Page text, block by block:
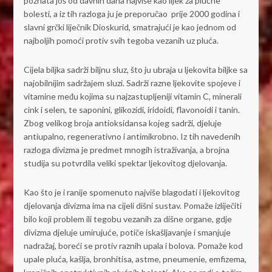
bolesti, a iz tih razloga ju je preporučao prije 2000 godina i
slavni grčki liječnik Dioskurid, smatrajući je kao jednom od
najboljih pomoći protiv svih tegoba vezanih uz pluća.
Cijela biljka sadrži biljnu sluz, što ju ubraja u ljekovita biljke sa
najobilnijim sadržajem sluzi. Sadrži razne ljekovite spojeve i
vitamine među kojima su najzastupljeniji vitamin C, minerali
cink i selen, te saponini, glikozidi, iridoidi, flavonoidi i tanin.
Zbog velikog broja antioksidansa kojeg sadrži, djeluje
antiupalno, regenerativno i antimikrobno. Iz tih navedenih
razloga divizma je predmet mnogih istraživanja, a brojna
studija su potvrdila veliki spektar ljekovitog djelovanja.
Kao što je i ranije spomenuto najviše blagodati i ljekovitog
djelovanja divizma ima na cijeli dišni sustav. Pomaže izliječiti
bilo koji problem ili tegobu vezanih za dišne organe, gdje
divizma djeluje umirujuće, potiče iskašljavanje i smanjuje
nadražaj, boreći se protiv raznih upala i bolova. Pomaže kod
upale pluća, kašlja, bronhitisa, astme, pneumenie, emfizema,